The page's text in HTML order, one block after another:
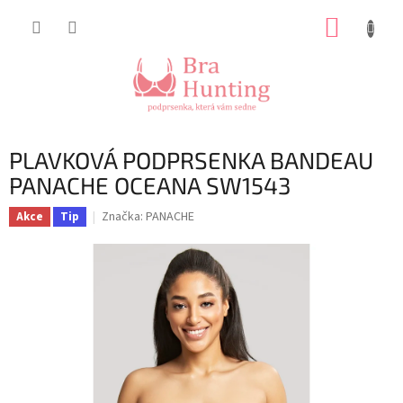
PLAVKOVÁ PODPRSENKA BANDEAU
PANACHE OCEANA SW1543
Akce Tip Značka: PANACHE